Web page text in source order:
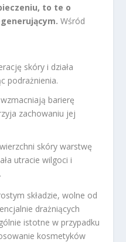
to te o
Wśród
skóry i działa
podrażnienia.
barierę
zachowaniu jej
skóry warstwę
utracie wilgoci i
składzie, wolne od
drażniących
istotne w przypadku
kosmetyków